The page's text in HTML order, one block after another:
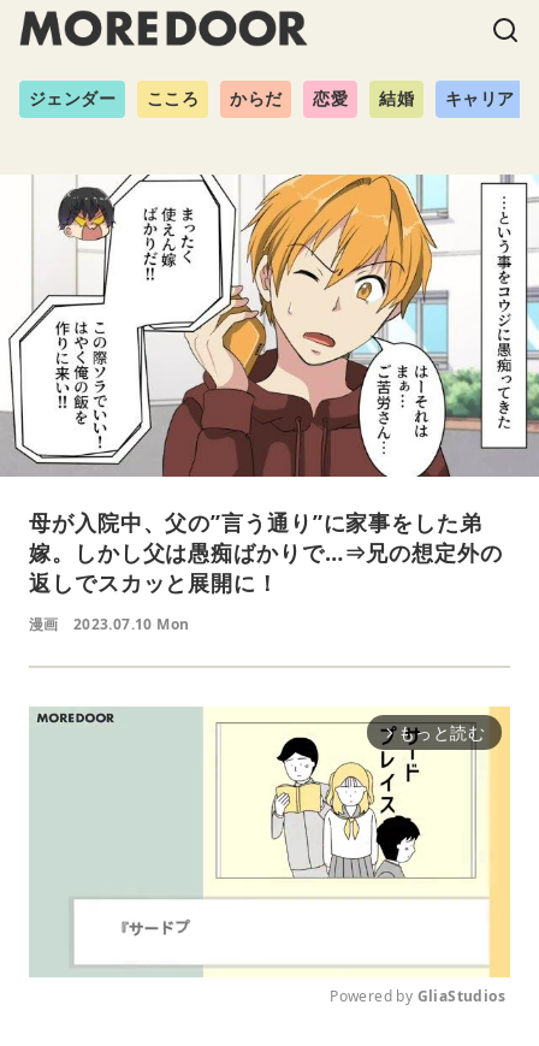
ジェンダー こころ からだ 恋愛 結婚 キャリア
母が入院中、父の”言う通り”に家事をした弟
嫁。しかし父は愚痴ばかりで…⇒兄の想定外の
返しでスカッと展開に！
漫画 2023.07.10 Mon
arrow_forward_ios もっと読む
Powered by GliaStudios